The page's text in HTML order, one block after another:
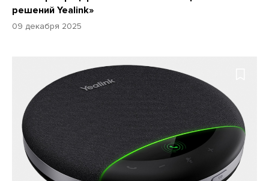
решений Yealink»
09 декабря 2025